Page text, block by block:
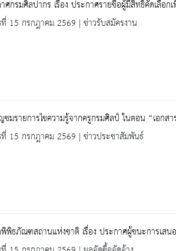
ศกรมศิลปากร เรื่อง ประกาศรายชื่อผู้มีสิทธิ์คัดเลือ
15 กรกฎาคม 2569 | ข่าวรับสมัครงาน
ชมรายการไขความรู้จากครูกรมศิลป์ ในตอน “เอกสา
15 กรกฎาคม 2569 | ข่าวประชาสัมพันธ์
พิธภัณฑสถานแห่งชาติ เรื่อง ประกาศผู้ชนะการเสน